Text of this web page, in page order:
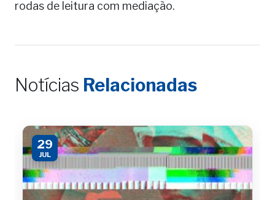
rodas de leitura com mediação.
Notícias Relacionadas
29
JUL